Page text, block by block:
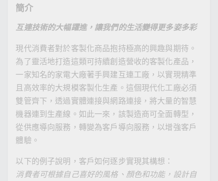
簡介
互連技術的大幅躍進，讓我們的生活變得更多姿多彩
現代消費者對於客製化商品抱持極高的興趣與期待。
為了靈活地打造這類可持續創造營收的客製化產品，
一家知名的家電大廠著手興建互連工廠，以實現精準
且高效率的大規模客製化生產。這個現代化工廠必須
雙管齊下，透過實體連接與網路連接，將大量的智慧
機器連到生產線。如此一來，該製造商可全面轉型，
從供應導向服務，轉變為客戶導向服務，以增強客戶
體驗。
以下的例子說明，客戶如何逐步實現其構想：
消費者可根據自己喜好的風格、顏色和功能，設計自